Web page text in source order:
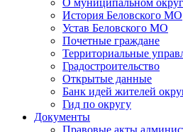
О муниципальном
История Беловского МО
Устав Беловского МО
Почетные граждане
Территориальные
Градостроительство
Открытые данные
Банк идей жителей
Гид по округу
Документы
Правовые акты